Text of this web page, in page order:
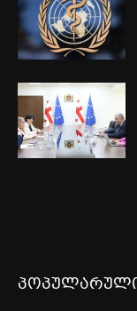
პოპულარული